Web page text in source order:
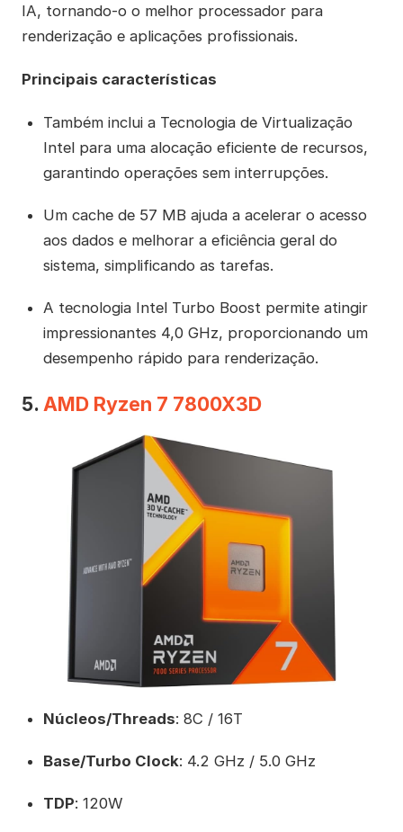
IA, tornando-o o melhor processador para
renderização e aplicações profissionais.
Principais características
Também inclui a Tecnologia de Virtualização
Intel para uma alocação eficiente de recursos,
garantindo operações sem interrupções.
Um cache de 57 MB ajuda a acelerar o acesso
aos dados e melhorar a eficiência geral do
sistema, simplificando as tarefas.
A tecnologia Intel Turbo Boost permite atingir
impressionantes 4,0 GHz, proporcionando um
desempenho rápido para renderização.
5. AMD Ryzen 7 7800X3D
Núcleos/Threads: 8C / 16T
Base/Turbo Clock: 4.2 GHz / 5.0 GHz
TDP: 120W